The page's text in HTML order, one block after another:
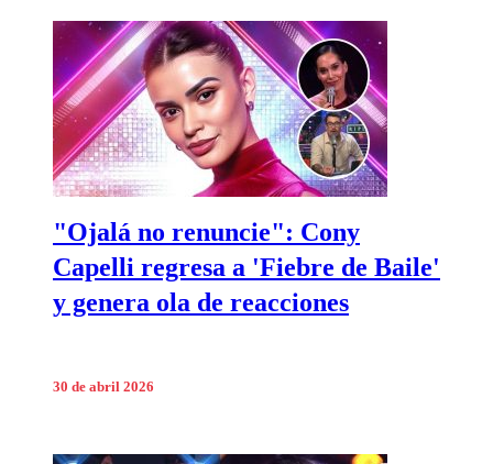
"Ojalá no renuncie": Cony
Capelli regresa a 'Fiebre de Baile'
y genera ola de reacciones
30 de abril 2026